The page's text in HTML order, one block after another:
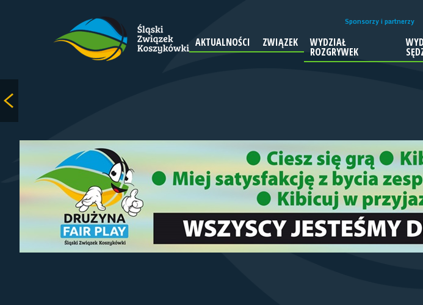
Sponsorzy i partnerzy
AKTUALNOŚCI ZWIĄZEK WYDZIAŁ
ROZGRYWEK